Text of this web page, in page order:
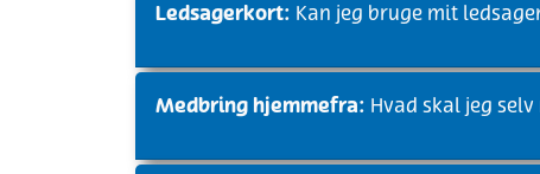
Ledsagerkort: Kan jeg bruge mit
Medbring hjemmefra: Hvad skal jeg